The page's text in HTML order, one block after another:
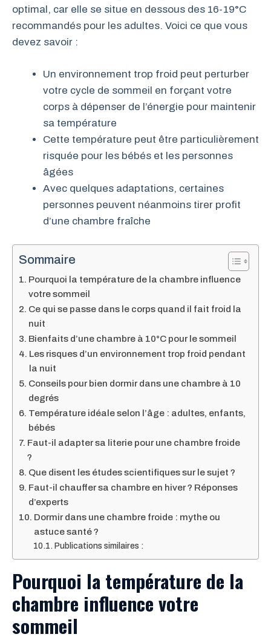
optimal, car elle se situe en dessous des 16-19°C
recommandés pour les adultes. Voici ce que vous
devez savoir :
Un environnement trop froid peut perturber
votre cycle de sommeil en forçant votre
corps à dépenser de l’énergie pour maintenir
sa température
Cette température peut être particulièrement
risquée pour les bébés et les personnes
âgées
Avec quelques adaptations, certaines
personnes peuvent néanmoins tirer profit
d’une chambre fraîche
Sommaire
Pourquoi la température de la chambre influence
votre sommeil
Ce qui se passe dans le corps quand il fait froid la
nuit
Bienfaits d’une chambre à 10°C pour le sommeil
Les risques d’un environnement trop froid pendant
la nuit
Conseils pour bien dormir dans une chambre à 10
degrés
Température idéale selon l’âge : adultes, enfants,
bébés
Faut-il adapter sa literie pour une chambre froide
?
Que disent les études scientifiques sur le sujet ?
Faut-il chauffer sa chambre en hiver ? Réponses
d’experts
Dormir dans une chambre froide : mythe ou
astuce santé ?
Publications similaires :
Pourquoi la température de la
chambre influence votre
sommeil